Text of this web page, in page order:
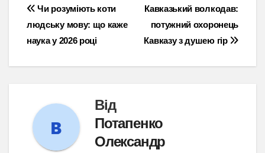
Навігація
записів
Кавказький волкодав:
потужний охоронець
Кавказу з душею гір
Чи розуміють коти
людську мову: що каже
наука у 2026 році
Від
Потапенко
Олександр